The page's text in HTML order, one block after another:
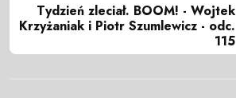
Tydzień zleciał. BOOM! - Wojtek
Krzyżaniak i Piotr Szumlewicz - odc.
115